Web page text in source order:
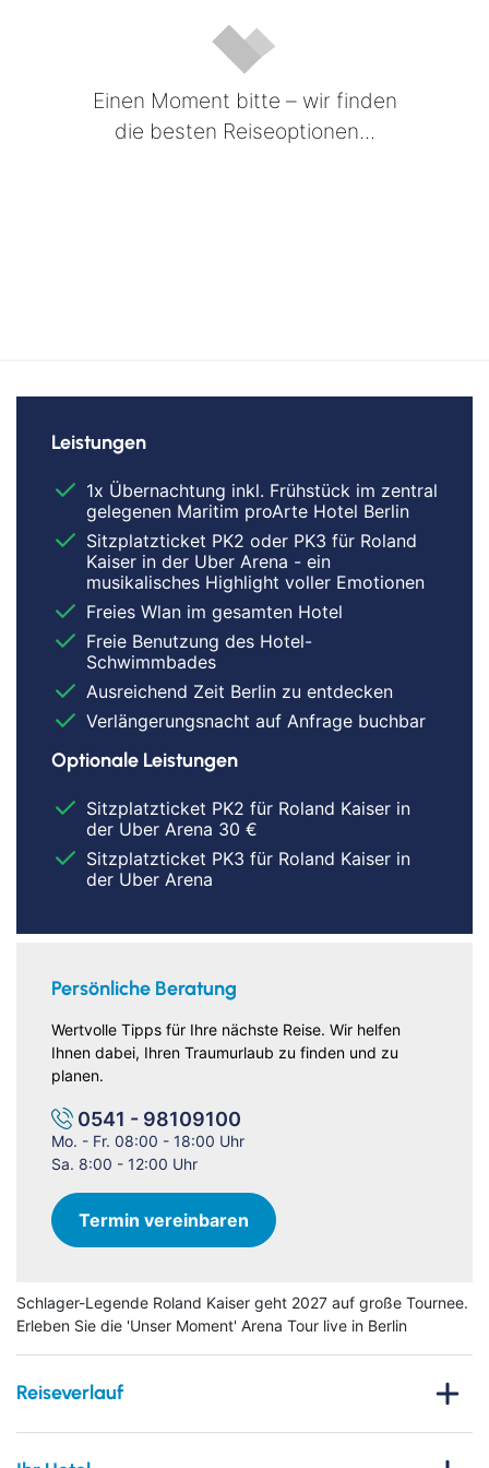
Einen Moment bitte – wir finden
die besten Reiseoptionen...
Schlager-Legende Roland Kaiser geht 2027 auf große Tournee.
Erleben Sie die 'Unser Moment' Arena Tour live in Berlin
Reiseverlauf
Leistungen
1x Übernachtung inkl. Frühstück im zentral
gelegenen Maritim proArte Hotel Berlin
Sitzplatzticket PK2 oder PK3 für Roland
Kaiser in der Uber Arena - ein
musikalisches Highlight voller Emotionen
Freies Wlan im gesamten Hotel
Freie Benutzung des Hotel-
Schwimmbades
Ausreichend Zeit Berlin zu entdecken
Verlängerungsnacht auf Anfrage buchbar
Optionale Leistungen
Sitzplatzticket PK2 für Roland Kaiser in
der Uber Arena 30 €
Sitzplatzticket PK3 für Roland Kaiser in
der Uber Arena
Persönliche Beratung
Wertvolle Tipps für Ihre nächste Reise. Wir helfen
Ihnen dabei, Ihren Traumurlaub zu finden und zu
planen.
0541 - 98109100
Mo. - Fr. 08:00 - 18:00 Uhr
Sa. 8:00 - 12:00 Uhr
Termin vereinbaren